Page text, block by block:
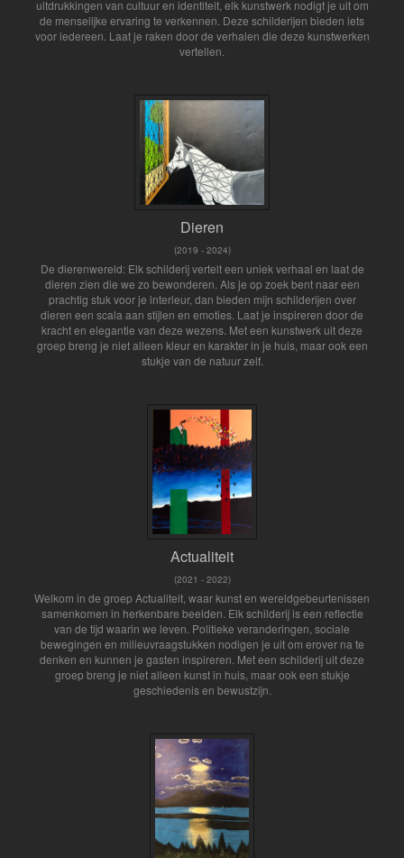
uitdrukkingen van cultuur en identiteit, elk kunstwerk nodigt je uit om
de menselijke ervaring te verkennen. Deze schilderijen bieden iets
voor iedereen. Laat je raken door de verhalen die deze kunstwerken
vertellen.
Dieren
(2019 - 2024)
De dierenwereld: Elk schilderij vertelt een uniek verhaal en laat de
dieren zien die we zo bewonderen. Als je op zoek bent naar een
prachtig stuk voor je interieur, dan bieden mijn schilderijen over
dieren een scala aan stijlen en emoties. Laat je inspireren door de
kracht en elegantie van deze wezens. Met een kunstwerk uit deze
groep breng je niet alleen kleur en karakter in je huis, maar ook een
stukje van de natuur zelf.
Actualiteit
(2021 - 2022)
Welkom in de groep Actualiteit, waar kunst en wereldgebeurtenissen
samenkomen in herkenbare beelden. Elk schilderij is een reflectie
van de tijd waarin we leven. Politieke veranderingen, sociale
bewegingen en milieuvraagstukken nodigen je uit om erover na te
denken en kunnen je gasten inspireren. Met een schilderij uit deze
groep breng je niet alleen kunst in huis, maar ook een stukje
geschiedenis en bewustzijn.